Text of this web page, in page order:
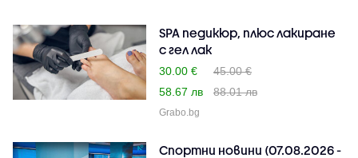
SPA педикюр, плюс лакиране
с гел лак
30.00 €
45.00 €
58.67 лв
88.01 лв
Grabo.bg
Спортни новини (07.08.2026 -